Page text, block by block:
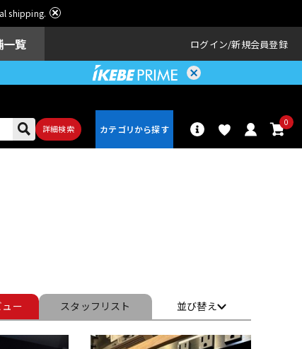
shipping.
一覧 ログイン 新規会員登録
詳細検索
0
配信/ライブ
機器
楽器アクセサ
リ
ュー スタッフ リスト 並び替え